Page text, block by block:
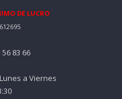
DE LUCRO
83 66
a Viernes